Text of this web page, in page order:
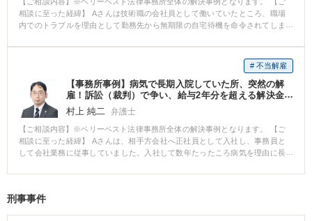
とができました。 Aさんは懸命に治療を続けましたが、1年を経過しても痛み
が治まることはなかったため、医師から症状固定の診断を受け、後遺障害の
護士が医師宛の書面を作成し、必要な検査を実施していただくよう依頼をし
後遺障害診断書に記載していただきました。 その結果、無事に12級13号が認
定され、高額賠償につなげることができました。 弁護士に依頼していなけれ
ば、14級9号の認定に留まった可能性も十分にありましたので、Aさんに喜ん
でいただけて弁護士としても非常に嬉しい気持ちになりました。
違反に該当する利用はしていないことを記載したうえで、アカウントの凍結
解除を求める旨を内容としたものを法律文章にして日本語・英語でともに作
いから、可能性があるならとご依頼いただくことになりました。 弁護士は、
すぐにアカウント凍結の解除を求める書面を作成し、海外の本社には英語の
書面を、日本の支社には日本語の書面を依頼者さまの代理人として送付しま
した。 すると、送付から2日後にアカウントの凍結が解除されましたとの喜び
の声が。 依頼者さまは再びアカウントを利用することができるようになり、
無事解決にいたりました。 【弁護士からのコメント】 SNSアカウントの凍結
は、スパム投稿や、暴言などの投稿等が原因でSNS運営の規約に違反したこ
とを理由とされるのが通常です。 しかし、まれに何の規約違反もしていない
アカウントを凍結するという事例が残念ながらあります。 そして、自ら問い
合わせて凍結解除してもらえればいいのですが、この事例のように自身では
ーネットの利用が当たり前になった今、思い出のつまったSNSのアカウント
アカウントがいきなり凍結され、運営に問い合わせて凍結解除されなかった
相談に至った経緯】 Aさんは技術職の会社員として働いていたところ、職場
内でのトラブルを理由として勤務先から無期限の自宅待機を命令されてしま
あり、Aさんは改善すべき点は改善するので職場に復帰させてほしいと勤務先
に求めましたが、勤務先からは、大幅な降格処分を受け入れるか自己都合に
よる退職を選択するよう求められました。 【ご相談内容】 Aさんとしては、
業務にやりがいを感じていたことから、職場に復帰してこのまま働き続けた
いというご意向をお持ちでした。 ただ、今回このような一方的な対応をされ
てしまったことで、働き続けることへの不安も感じられ、弁護士にご相談い
ただくに至ったとのことでした。 詳しいお話を伺ったところ、会社内で人間
関係のトラブルがあったこと自体は事実でしたが、トラブルの相手方の主張
には事実に反していることも多いにも関わらず、会社が十分な調査をしない
まま相手方の主張のみを聞いている状態であるとのことでした。 【ベリーベ
やはりAさんとしては、復職を第一として考えたいということになりました。
ただ一方で、勤務先のAさんへの対応が非常に頑なであったこと、Aさんの技
# 不当解雇
【事務所事例】病気で長期入院していた所、突然の解
雇！訴訟（裁判）で争い、給与2年分を超える解決金
を得た
村上 純二 弁護士
【ご相談内容】※ベリーベスト法律事務所全体の解決事例となります。 【ご
相談に至った経緯】 Aさんは、相手方会社へ正社員として入社し、事務員と
して会社業務に従事していました。入社して数年たったころ病気を理由に長
復に専念するようにと述べられていたのですが、ある日突然、会社から休職
事前通告もなく突如一方的にそのような措置をとられたことに納得ができ
刑事事件